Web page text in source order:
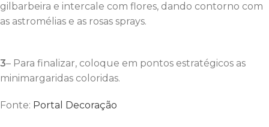
gilbarbeira e intercale com flores, dando contorno com
as astromélias e as rosas sprays.
3– Para finalizar, coloque em pontos estratégicos as
minimargaridas coloridas.
Fonte: Portal Decoração